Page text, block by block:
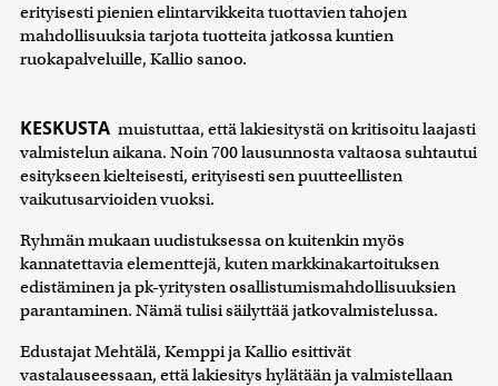
erityisesti pienien elintarvikkeita tuottavien tahojen
mahdollisuuksia tarjota tuotteita jatkossa kuntien
ruokapalveluille, Kallio sanoo.
KESKUSTA muistuttaa, että lakiesitystä on kritisoitu laajasti
valmistelun aikana. Noin 700 lausunnosta valtaosa suhtautui
esitykseen kielteisesti, erityisesti sen puutteellisten
vaikutusarvioiden vuoksi.
Ryhmän mukaan uudistuksessa on kuitenkin myös
kannatettavia elementtejä, kuten markkinakartoituksen
edistäminen ja pk-yritysten osallistumismahdollisuuksien
parantaminen. Nämä tulisi säilyttää jatkovalmistelussa.
Edustajat Mehtälä, Kemppi ja Kallio esittivät
vastalauseessaan, että lakiesitys hylätään ja valmistellaan